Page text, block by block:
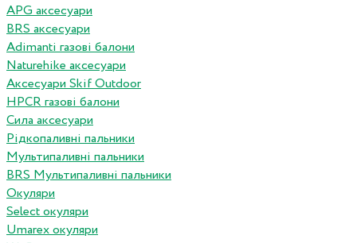
APG аксесуари
BRS аксесуари
Adimanti газові балони
Naturehike аксесуари
Аксесуари Skif Outdoor
HPCR газові балони
Сила аксесуари
Рідкопаливні пальники
Мультипаливні пальники
BRS Мультипаливні пальники
Окуляри
Select окуляри
Umarex окуляри